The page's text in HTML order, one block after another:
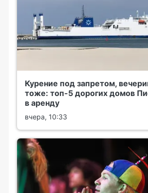
Курение под запретом,
тоже: топ-5 дорогих домов
в аренду
вчера, 10:33